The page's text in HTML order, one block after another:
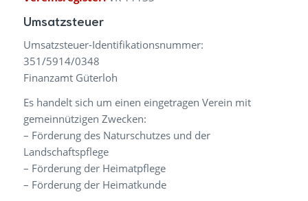
Umsatzsteuer
Umsatzsteuer-Identifikationsnummer:
351/5914/0348
Finanzamt Güterloh
Es handelt sich um einen eingetragen Verein mit
gemeinnützigen Zwecken:
– Förderung des Naturschutzes und der
Landschaftspflege
– Förderung der Heimatpflege
– Förderung der Heimatkunde